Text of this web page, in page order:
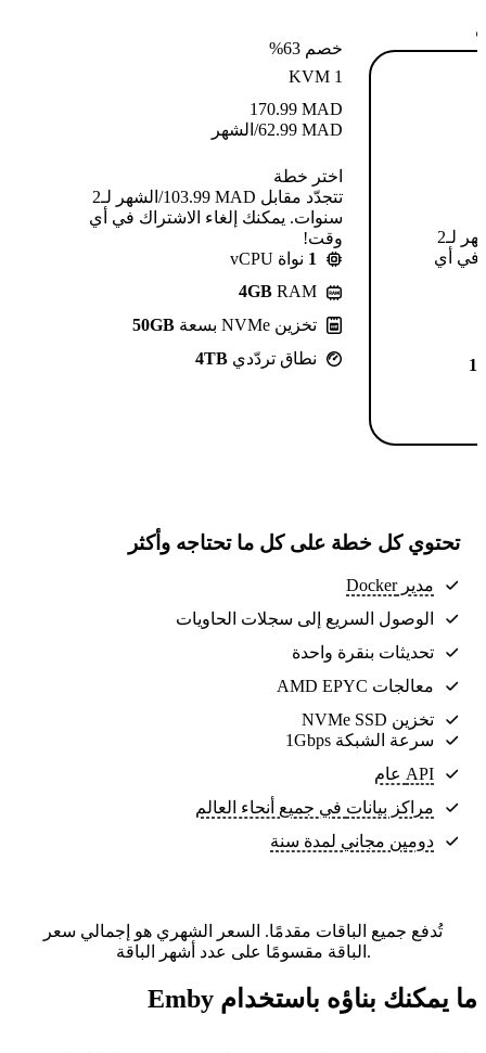
خصم 63%
KVM 1
MAD
170.99
MAD
62.99/الشهر
اختر خطة
تتجدّد مقابل MAD ⁦103.99⁩/الشهر لـ2
سنوات. يمكنك إلغاء الاشتراك في أي
وقت!
1 نواة vCPU
4GB RAM
تخزين NVMe بسعة
50GB
نطاق تردّدي 4TB
تتجدّد مقابل MAD ⁦124.99⁩/الشهر لـ2
في أي
تحتوي كل خطة على كل ما تحتاجه وأكثر
مدير Docker
الوصول السريع إلى سجلات الحاويات
تحديثات بنقرة واحدة
معالجات AMD EPYC
تخزين NVMe SSD
سرعة الشبكة 1Gbps
API عام
مراكز بيانات في جميع أنحاء العالم
دومين مجاني لمدة سنة
تُدفع جميع الباقات مقدمًا. السعر الشهري هو إجمالي سعر
الباقة مقسومًا على عدد أشهر الباقة.
ما يمكنك بناؤه باستخدام Emby